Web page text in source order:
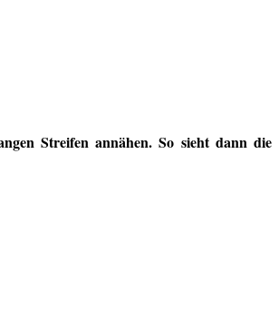
Streifen annähen. So sieht dann die